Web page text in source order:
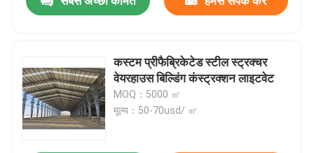
कस्टम प्रीफैब्रिकेटेड स्टील स्ट्रक्चर
वेयरहाउस बिल्डिंग कंस्ट्रक्शन लाइटवेट
MOQ：5000 ㎡
मूल्य：50-70usd/ ㎡